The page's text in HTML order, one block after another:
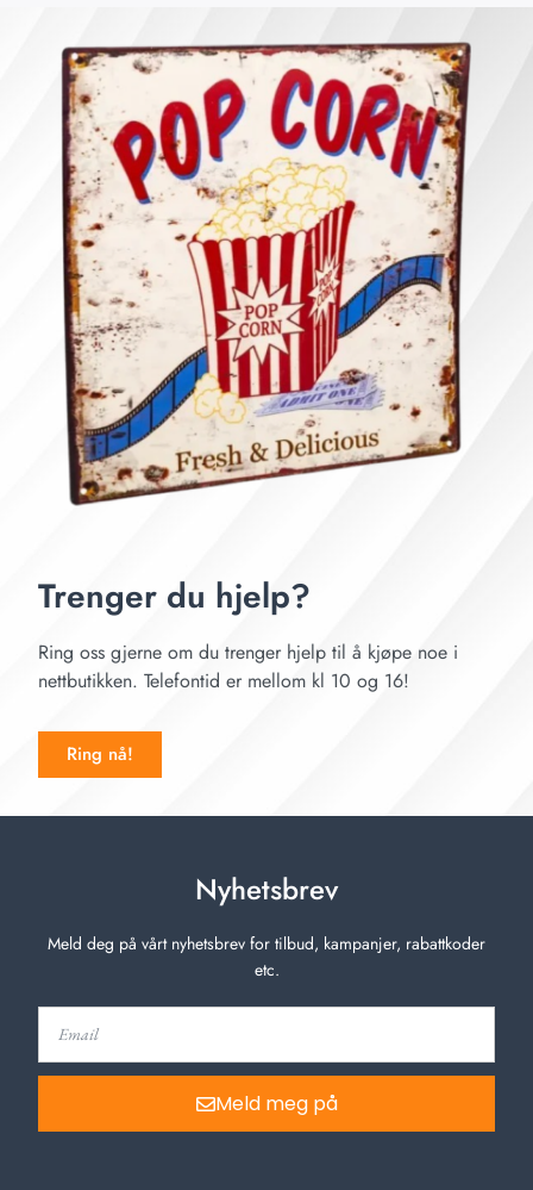
Trenger du hjelp?
Ring oss gjerne om du trenger hjelp til å kjøpe noe i
nettbutikken. Telefontid er mellom kl 10 og 16!
Ring nå!
Nyhetsbrev
Meld deg på vårt nyhetsbrev for tilbud, kampanjer, rabattkoder
etc.
Meld meg på